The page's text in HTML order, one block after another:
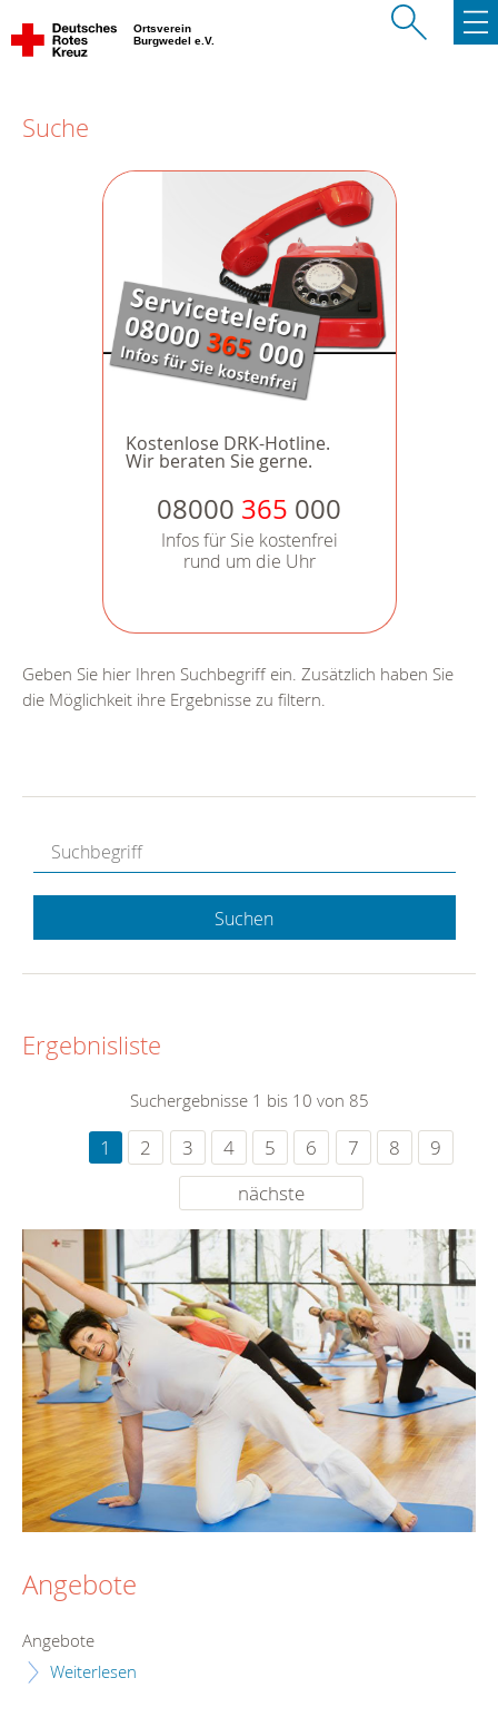
Ortsverein
Burgwedel e.V.
Suche
Kostenlose DRK-Hotline.
Wir beraten Sie gerne.
08000 365 000
Infos für Sie kostenfrei
rund um die Uhr
Geben Sie hier Ihren Suchbegriff ein. Zusätzlich haben Sie
die Möglichkeit ihre Ergebnisse zu filtern.
Suchen
Ergebnisliste
Suchergebnisse 1 bis 10 von 85
1 2 3 4 5 6 7 8
9
nächste
Angebote
Angebote
Weiterlesen